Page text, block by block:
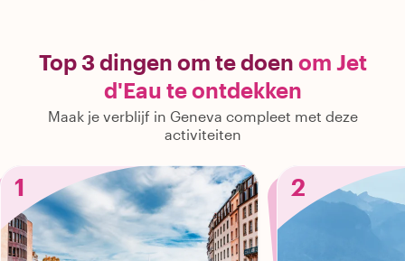
Top 3 dingen om te doen om Jet
d'Eau te ontdekken
Maak je verblijf in Geneva compleet met deze
activiteiten
1 2